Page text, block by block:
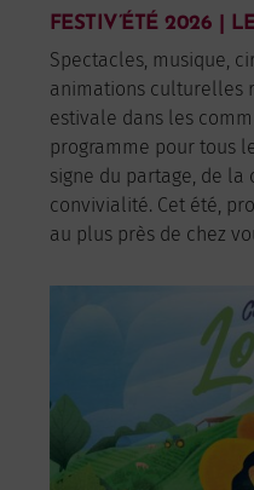
FESTIV’ÉTÉ 2026 |
Spectacles, musique,
animations culturelles
estivale dans les
programme pour tous
signe du partage, de la
convivialité. Cet été,
au plus près de chez